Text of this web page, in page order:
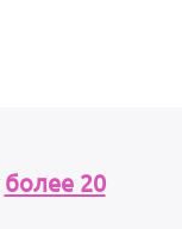
более 20